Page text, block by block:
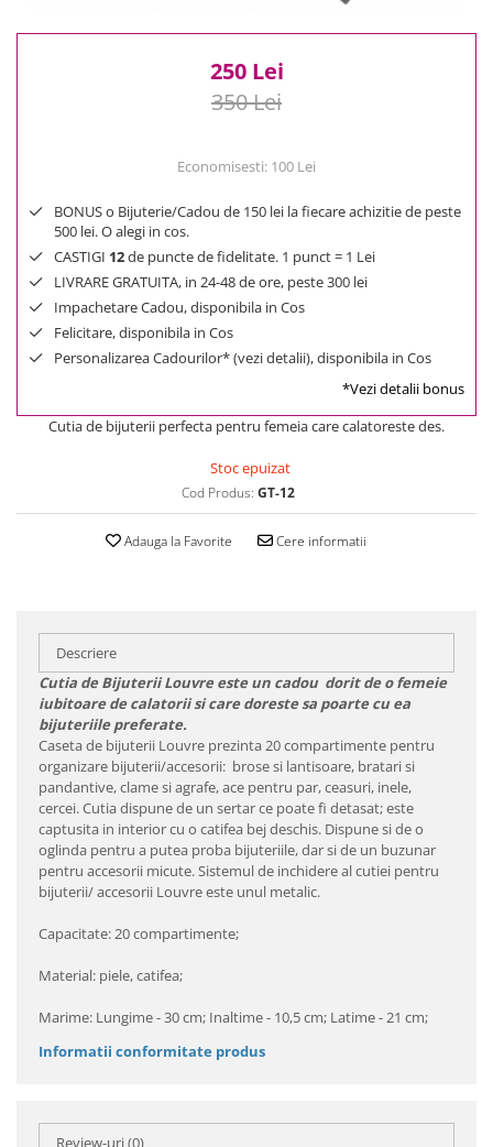
250 Lei
350 Lei
Economisesti: 100 Lei
BONUS o Bijuterie/Cadou de 150 lei la fiecare achizitie de peste
500 lei. O alegi in cos.
CASTIGI 12de puncte de fidelitate. 1 punct = 1 Lei
LIVRARE GRATUITA, in 24-48 de ore, peste 300 lei
Impachetare Cadou, disponibila in Cos
Felicitare, disponibila in Cos
Personalizarea Cadourilor* (vezi detalii), disponibila in Cos
*Vezi detalii bonus
Cutia de bijuterii perfecta pentru femeia care calatoreste des.
Stoc epuizat
Cod Produs: GT-12
Adauga la Favorite Cere informatii
Descriere
Cutia de Bijuterii Louvre este un cadou dorit de o femeie
iubitoare de calatorii si care doreste sa poarte cu ea
bijuteriile preferate.
Caseta de bijuterii Louvre prezinta 20 compartimente pentru
organizare bijuterii/accesorii: brose si lantisoare, bratari si
pandantive, clame si agrafe, ace pentru par, ceasuri, inele,
cercei. Cutia dispune de un sertar ce poate fi detasat; este
captusita in interior cu o catifea bej deschis. Dispune si de o
oglinda pentru a putea proba bijuteriile, dar si de un buzunar
pentru accesorii micute. Sistemul de inchidere al cutiei pentru
bijuterii/ accesorii Louvre este unul metalic.
Capacitate: 20 compartimente;
Material: piele, catifea;
Marime: Lungime - 30 cm; Inaltime - 10,5 cm; Latime - 21 cm;
Informatii conformitate produs
Review-uri(0)